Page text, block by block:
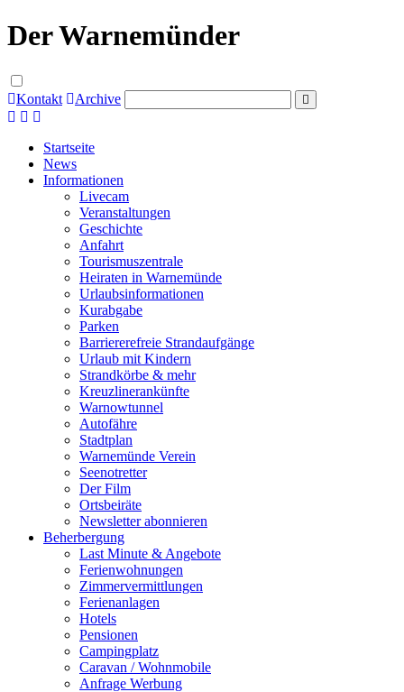
Der Warnemünder
Kontakt Archive
Startseite
News
Informationen
Livecam
Veranstaltungen
Geschichte
Anfahrt
Tourismuszentrale
Heiraten in Warnemünde
Urlaubsinformationen
Kurabgabe
Parken
Barriererefreie Strandaufgänge
Urlaub mit Kindern
Strandkörbe & mehr
Kreuzlinerankünfte
Warnowtunnel
Autofähre
Stadtplan
Warnemünde Verein
Seenotretter
Der Film
Ortsbeiräte
Newsletter abonnieren
Beherbergung
Last Minute & Angebote
Ferienwohnungen
Zimmervermittlungen
Ferienanlagen
Hotels
Pensionen
Campingplatz
Caravan / Wohnmobile
Anfrage Werbung